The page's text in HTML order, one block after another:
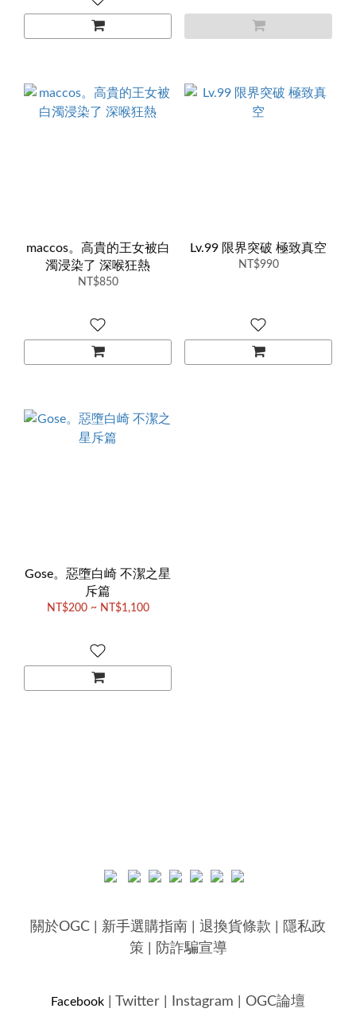
maccos。高貴的王女被白
濁浸染了 深喉狂熱
NT$850
Lv.99 限界突破 極致真空
NT$990
Gose。惡墮白崎 不潔之星
斥篇
NT$200 ~ NT$1,100
關於OGC 新手選購指南 退換貨條款
隱私政
策
防詐騙宣導
Facebook Twitter Instagram OGC論壇